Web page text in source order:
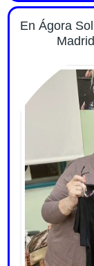
En Ágora